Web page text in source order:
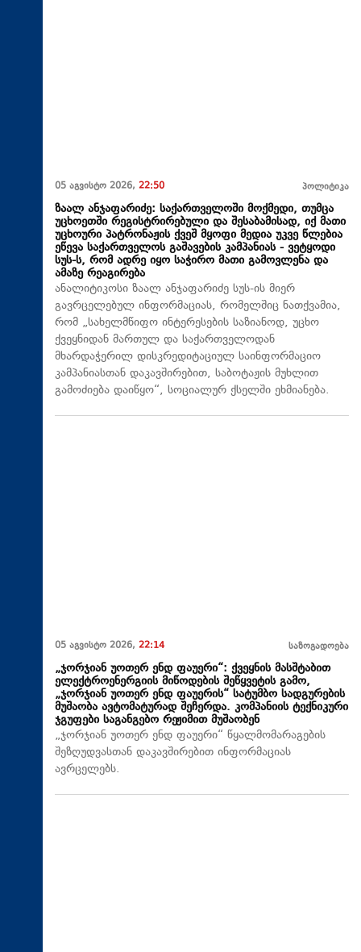
05 აგვისტო 2026, 22:50 პოლიტიკა
ზაალ ანჯაფარიძე: საქართველოში მოქმედი, თუმცა
უცხოეთში რეგისტრირებული და შესაბამისად, იქ მათი
უცხოური პატრონაჟის ქვეშ მყოფი მედია უკვე წლებია
ეწევა საქართველოს გაშავების კამპანიას - ვეტყოდი
სუს-ს, რომ ადრე იყო საჭირო მათი გამოვლენა და
ამაზე რეაგირება
ანალიტიკოსი ზაალ ანჯაფარიძე სუს-ის მიერ
გავრცელებულ ინფორმაციას, რომელშიც ნათქვამია,
რომ „სახელმწიფო ინტერესების საზიანოდ, უცხო
ქვეყნიდან მართულ და საქართველოდან
მხარდაჭერილ დისკრედიტაციულ საინფორმაციო
კამპანიასთან დაკავშირებით, საბოტაჟის მუხლით
გამოძიება დაიწყო“, სოციალურ ქსელში ეხმიანება.
05 აგვისტო 2026, 22:14 საზოგადოება
„ჯორჯიან უოთერ ენდ ფაუერი“: ქვეყნის მასშტაბით
ელექტროენერგიის მიწოდების შეწყვეტის გამო,
„ჯორჯიან უოთერ ენდ ფაუერის“ სატუმბო სადგურების
მუშაობა ავტომატურად შეჩერდა. კომპანიის ტექნიკური
ჯგუფები საგანგებო რეჟიმით მუშაობენ
„ჯორჯიან უოთერ ენდ ფაუერი“ წყალმომარაგების
შეზღუდვასთან დაკავშირებით ინფორმაციას
ავრცელებს.